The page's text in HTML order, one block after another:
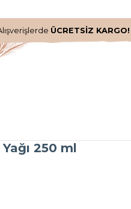
ÜCRETSİZ KARGO!
250 ml